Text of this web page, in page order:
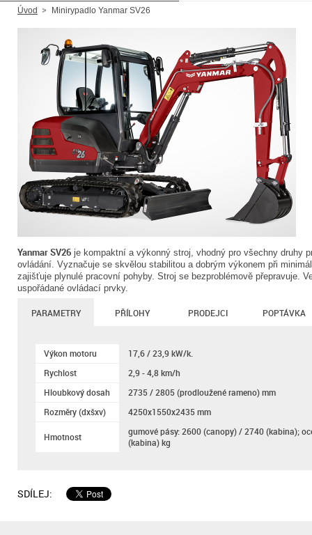
Úvod Minirypadlo Yanmar SV26
Yanmar SV26 je kompaktní a výkonný stroj, vhodný pro všechny druhy
ovládání. Vyznačuje se skvělou stabilitou a dobrým výkonem při
zajišťuje plynulé pracovní pohyby. Stroj se bezproblémově přepravuje.
uspořádané ovládací prvky.
PARAMETRY PŘÍLOHY PRODEJCI POPTÁVKA
Výkon motoru
17,6 / 23,9 kW/k.
Rychlost
2,9 - 4,8 km/h
Hloubkový dosah
2735 / 2805 (prodloužené rameno) mm
Rozměry (dxšxv)
4250x1550x2435 mm
Hmotnost
gumové pásy: 2600 (canopy) / 2740 (kabina);
(kabina) kg
SDÍLEJ: